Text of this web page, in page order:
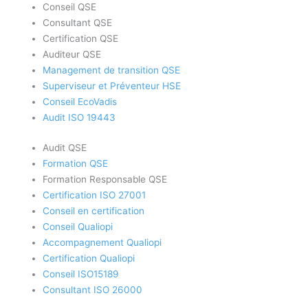
Conseil QSE
Consultant QSE
Certification QSE
Auditeur QSE
Management de transition QSE
Superviseur et Préventeur HSE
Conseil EcoVadis
Audit ISO 19443
Audit QSE
Formation QSE
Formation Responsable QSE
Certification ISO 27001
Conseil en certification
Conseil Qualiopi
Accompagnement Qualiopi
Certification Qualiopi
Conseil ISO15189
Consultant ISO 26000